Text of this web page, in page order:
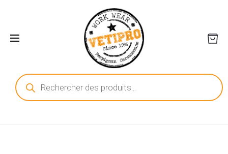
Recherche
de
produits